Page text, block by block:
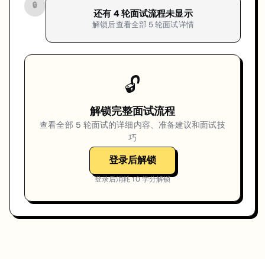
🔒
还有 4轮面试流程未显示
解锁后查看全部 5轮面试详情
🔓
解锁完整面试流程
查看全部 5 轮面试的详细内容、准备建议和面试技
巧
登录后解锁
登录后消耗10学分解锁